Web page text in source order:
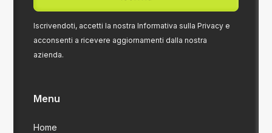
Iscrivendoti, accetti la nostra Informativa sulla Privacy e
acconsenti a ricevere aggiornamenti dalla nostra
azienda.
Menu
Home